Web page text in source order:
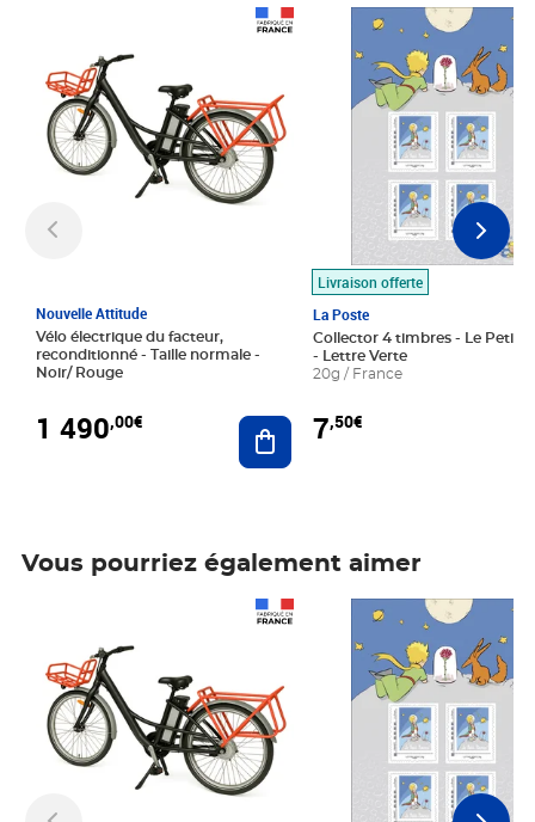
Nouvelle Attitude
Vélo électrique du facteur,
reconditionné - Taille normale -
Noir/ Rouge
1 490,00€ Ajouter au panier
Livraison offerte
La Poste
Collector 4 timbres - Le Petit
- Lettre Verte
20g / France
7,50€
Prix 7,50€
Vous pourriez également aimer
Prix 7,50€